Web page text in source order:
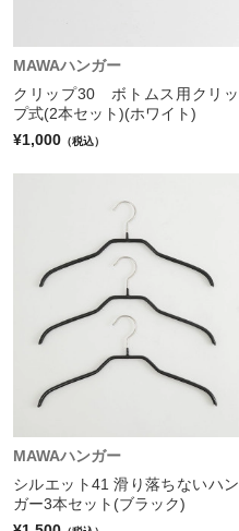
MAWAハンガー
クリップ30 ボトムス用クリッ
プ式(2本セット)(ホワイト)
¥1,000 （税込）
MAWAハンガー
シルエット41 滑り落ちないハン
ガー3本セット(ブラック)